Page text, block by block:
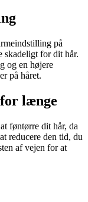
på
skadeligt for dit hår.
og en højere
på håret.
længe
føntørre dit hår, da
reducere den tid, du
af vejen for at